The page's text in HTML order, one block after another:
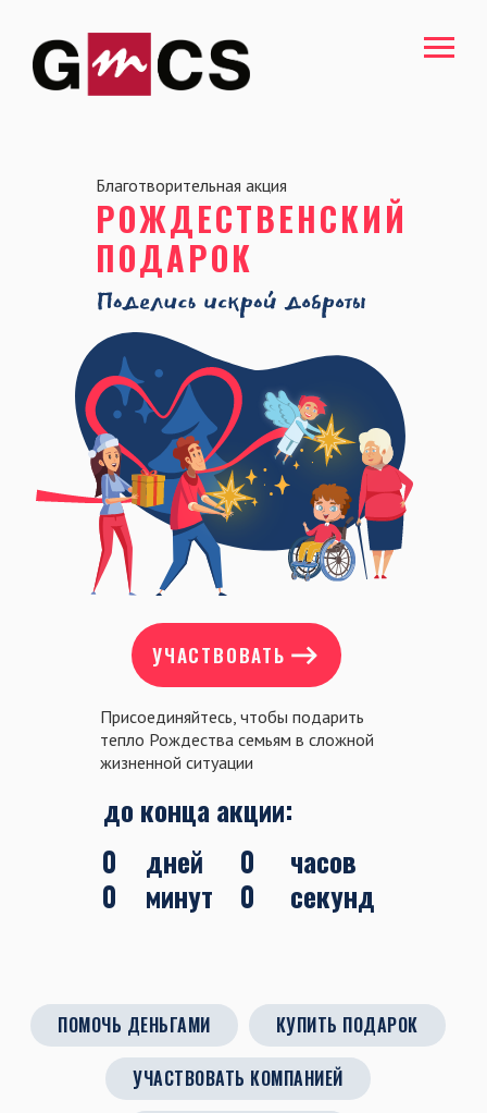
секунд
0
0 минут
0 часов
0 дней
до конца акции:
РОЖДЕСТВЕНСКИЙ
ПОДАРОК
Благотворительная акция
Присоединяйтесь, чтобы подарить
тепло Рождества семьям в сложной
жизненной ситуации
УЧАСТВОВАТЬ
ПОМОЧЬ ДЕНЬГАМИ КУПИТЬ ПОДАРОК
УЧАСТВОВАТЬ КОМПАНИЕЙ